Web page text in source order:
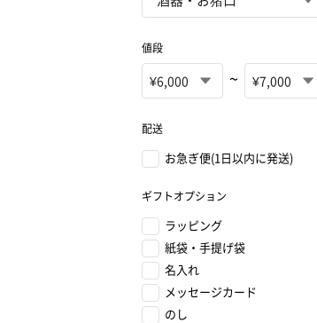
値段
~
配送
お急ぎ便(1日以内に発送)
ギフトオプション
ラッピング
紙袋・手提げ袋
名入れ
メッセージカード
のし